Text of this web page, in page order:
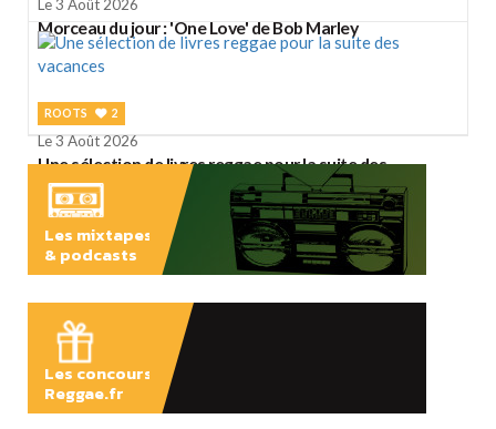
Le 3 Août 2026
Morceau du jour : 'One Love' de Bob Marley
ROOTS 2
Le 3 Août 2026
Une sélection de livres reggae pour la suite des
vacances
Les mixtapes
& podcasts
Les concours
Reggae.fr